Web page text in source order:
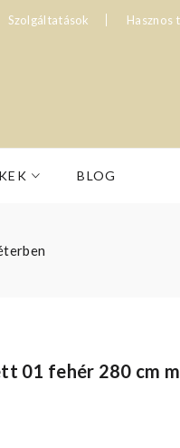
Szolgáltatások Hasznos
BLOG
01 fehér 280 cm